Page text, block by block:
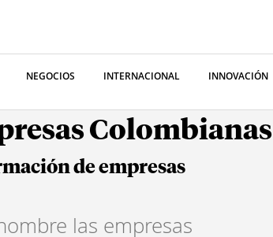
NEGOCIOS INTERNACIONAL INNOVACIÓN
Colombianas
de empresas